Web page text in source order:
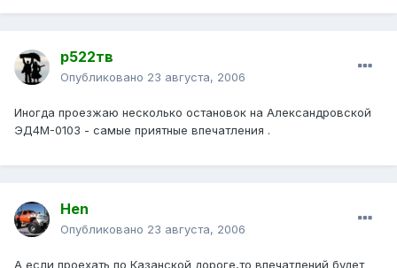
р522тв
Опубликовано 23 августа, 2006
Иногда проезжаю несколько остановок на Александровской
ЭД4М-0103 - самые приятные впечатления .
Hen
Опубликовано 23 августа, 2006
А если проехать по Казанской дороге,то впечатлений будет